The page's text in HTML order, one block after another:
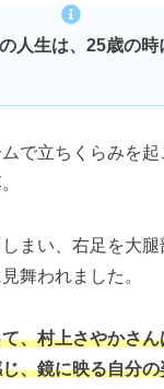
人生は、25歳の時
で立ちくらみを起
まい、右足を大
舞われました。
、村上さやかさ
、鏡に映る自分